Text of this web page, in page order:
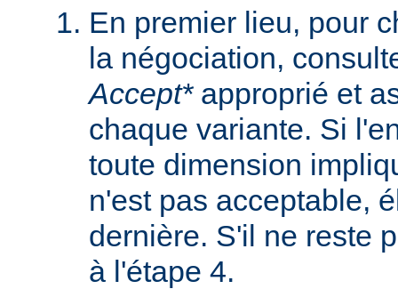
En premier lieu, pour
la négociation,
Accept*approprié et
chaque variante. Si
toute dimension
n'est pas acceptable,
dernière. S'il ne reste
à l'étape 4.